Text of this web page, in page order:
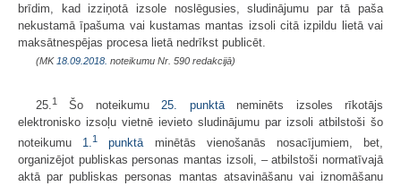
brīdim, kad izziņotā izsole noslēgusies, sludinājumu par tā paša
nekustamā īpašuma vai kustamas mantas izsoli citā izpildu lietā vai
maksātnespējas procesa lietā nedrīkst publicēt.
(MK 18.09.2018. noteikumu Nr. 590 redakcijā)
25. 1 Šo noteikumu 25. punktāneminēts izsoles rīkotājs
elektronisko izsoļu vietnē ievieto sludinājumu par izsoli atbilstoši šo
noteikumu 1.1 punktāminētās vienošanās nosacījumiem, bet,
organizējot publiskas personas mantas izsoli, – atbilstoši normatīvajā
aktā par publiskas personas mantas atsavināšanu vai iznomāšanu